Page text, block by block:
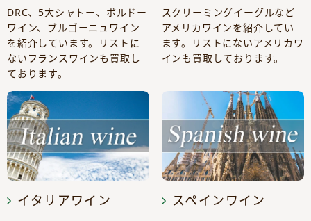
DRC、5大シャトー、ボルドー
ワイン、ブルゴーニュワイン
を紹介しています。リストに
ないフランスワインも買取し
ております。
スクリーミングイーグルなど
アメリカワインを紹介してい
ます。リストにないアメリカワ
インも買取しております。
イタリアワイン スペインワイン